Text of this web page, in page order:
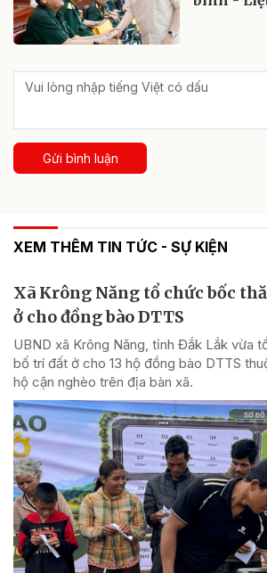
Gửi bình luận
XEM THÊM TIN TỨC - SỰ KIỆN
Xã Krông Năng tổ chức bốc
ở cho đồng bào DTTS
UBND xã Krông Năng, tỉnh Đắk Lắk vừa
bố trí đất ở cho 13 hộ đồng bào DTTS
hộ cận nghèo trên địa bàn xã.